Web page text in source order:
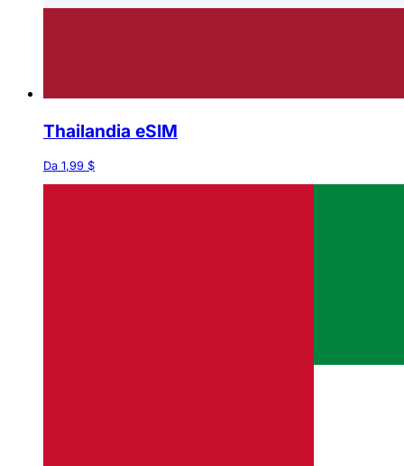
Thailandia eSIM
Da 1,99 $